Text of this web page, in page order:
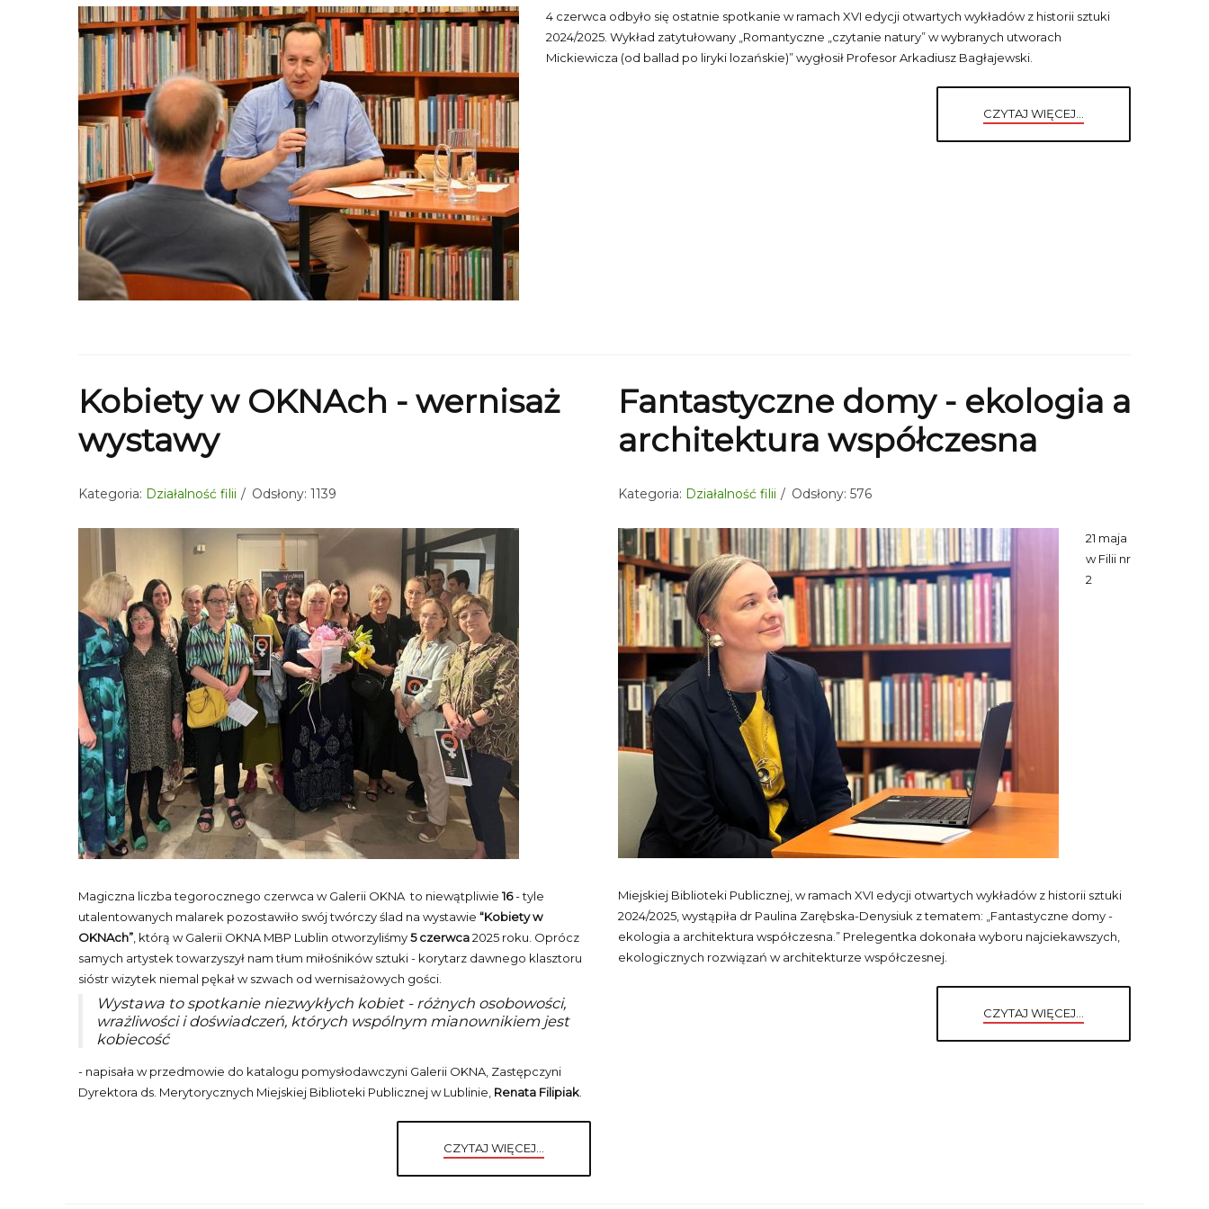
4 czerwca odbyło się ostatnie spotkanie w ramach XVI edycji otwartych wykładów z historii sztuki
2024/2025. Wykład zatytułowany „Romantyczne „czytanie natury” w wybranych utworach
Mickiewicza (od ballad po liryki lozańskie)” wygłosił Profesor Arkadiusz Bagłajewski.
CZYTAJ WIĘCEJ...
Kobiety w OKNAch - wernisaż
wystawy
Kategoria: Działalność filii Odsłony: 1139
Magiczna liczba tegorocznego czerwca w Galerii OKNA to niewątpliwie16- tyle
utalentowanych malarek pozostawiło swój twórczy ślad na wystawie “Kobiety w
OKNAch” , którą w Galerii OKNA MBP Lublin otworzyliśmy5 czerwca2025 roku. Oprócz
samych artystek towarzyszył nam tłum miłośników sztuki - korytarz dawnego klasztoru
sióstr wizytek niemal pękał w szwach od wernisażowych gości.
Wystawa to spotkanie niezwykłych kobiet - różnych osobowości,
wrażliwości i doświadczeń, których wspólnym mianownikiem jest
kobiecość
- napisała w przedmowie do katalogu pomysłodawczyni Galerii OKNA, Zastępczyni
Dyrektora ds. Merytorycznych Miejskiej Biblioteki Publicznej w Lublinie, Renata Filipiak
CZYTAJ WIĘCEJ...
Fantastyczne domy - ekologia a
architektura współczesna
Kategoria: Działalność filii Odsłony: 576
21 maja
w Filii nr
2
Miejskiej Biblioteki Publicznej, w ramach XVI edycji otwartych wykładów z historii sztuki
2024/2025, wystąpiła dr Paulina Zarębska-Denysiuk z tematem: „Fantastyczne domy -
ekologia a architektura współczesna.” Prelegentka dokonała wyboru najciekawszych,
ekologicznych rozwiązań w architekturze współczesnej.
CZYTAJ WIĘCEJ...